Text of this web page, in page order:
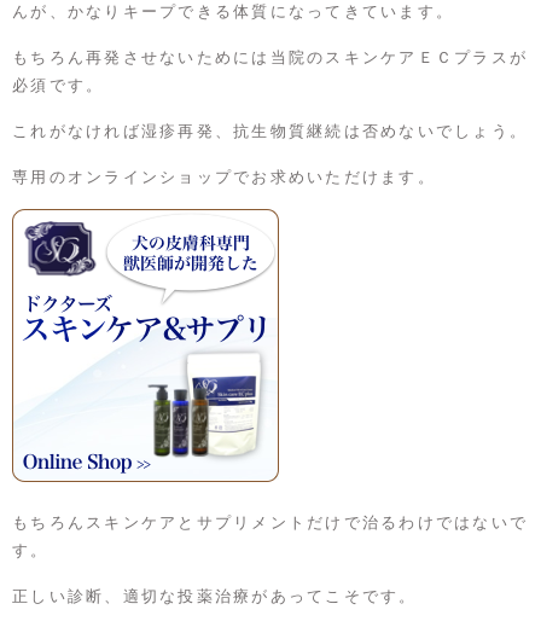
んが、かなりキープできる体質になってきています。
もちろん再発させないためには当院のスキンケアＥＣプラスが
必須です。
これがなければ湿疹再発、抗生物質継続は否めないでしょう。
専用のオンラインショップでお求めいただけます。
もちろんスキンケアとサプリメントだけで治るわけではないで
す。
正しい診断、適切な投薬治療があってこそです。